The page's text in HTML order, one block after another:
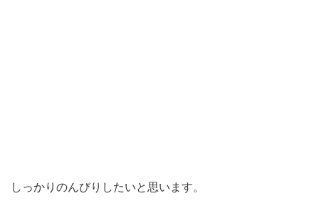
しっかりのんびりしたいと思います。